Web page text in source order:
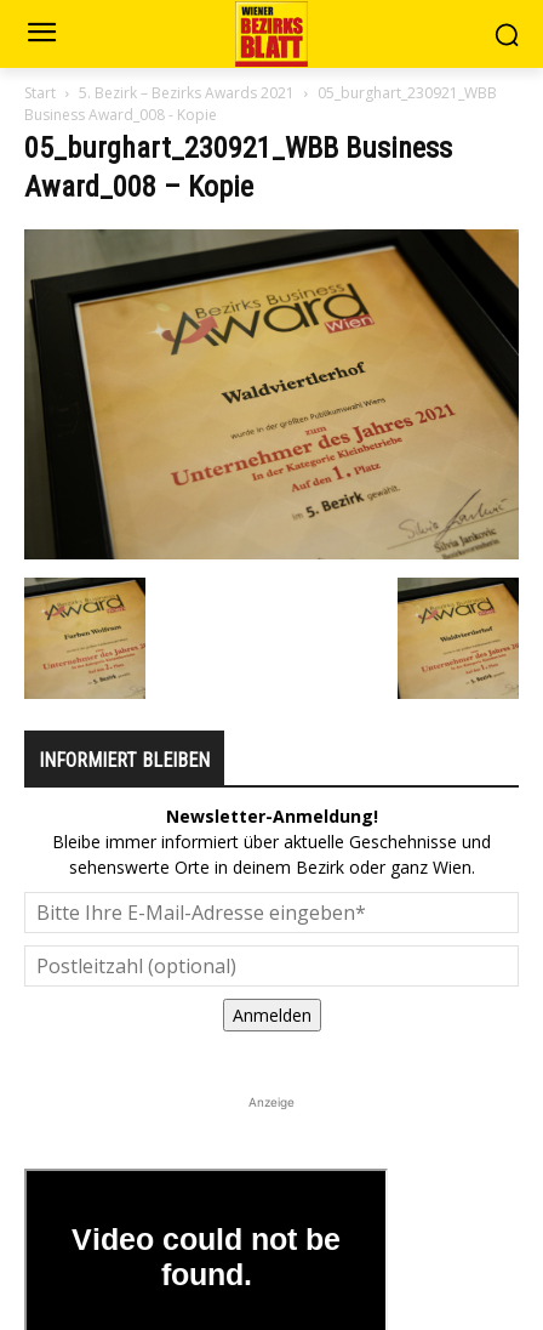
Start 5. Bezirk – Bezirks Awards 2021
05_burghart_230921_WBB
Business Award_008 - Kopie
05_burghart_230921_WBB Business
Award_008 – Kopie
INFORMIERT BLEIBEN
Newsletter-Anmeldung!
Bleibe immer informiert über aktuelle Geschehnisse und
sehenswerte Orte in deinem Bezirk oder ganz Wien.
Anmelden
Anzeige